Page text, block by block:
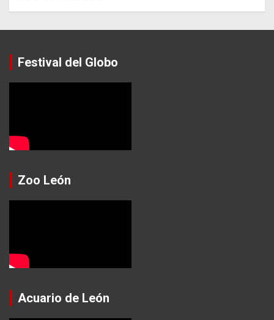
Festival del Globo
Zoo León
Acuario de León